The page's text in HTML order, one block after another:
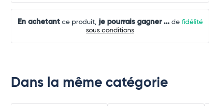
En achetantce produit, je pourrais gagner ...de fidélité
sous conditions
Dans la même catégorie